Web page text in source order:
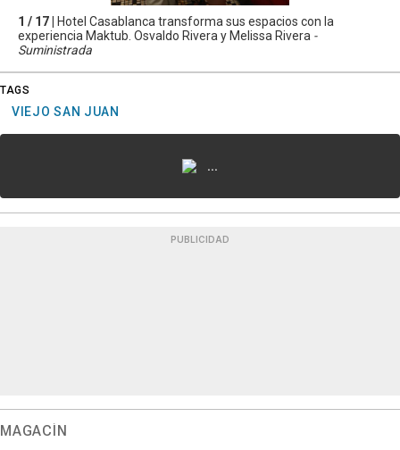
1 / 17 |
Hotel Casablanca transforma sus espacios con la
experiencia Maktub. Osvaldo Rivera y Melissa Rivera -
Suministrada
TAGS
VIEJO SAN JUAN
...
PUBLICIDAD
MAGACÍN